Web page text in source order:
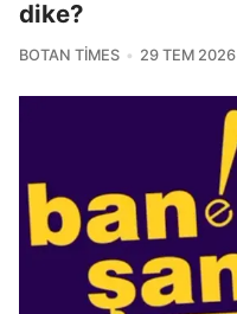
dike?
BOTAN TIMES 29 TEM 2026